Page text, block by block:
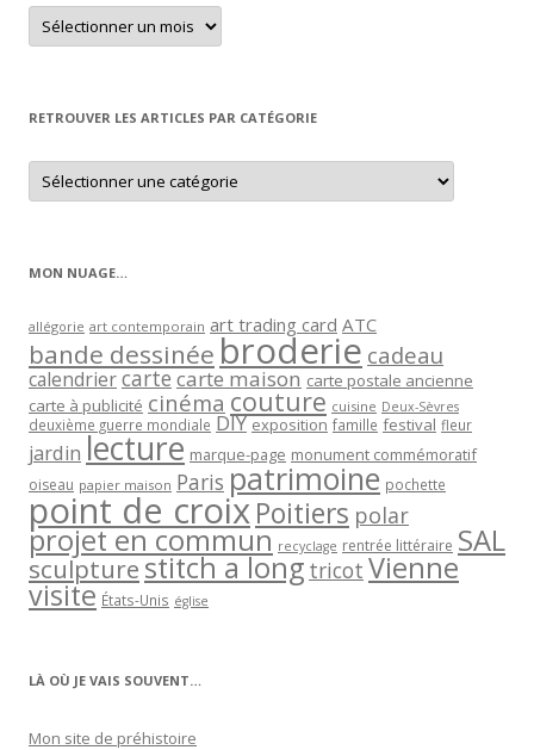
Retrouver
un
article
RETROUVER LES ARTICLES PAR CATÉGORIE
Retrouver
les
articles
MON NUAGE…
allégorie art contemporain art trading card ATC
bande dessinée broderie cadeau
calendriercartecarte maison carte postale ancienne
carte à publicité cinéma couture cuisine Deux-Sèvres
deuxième guerre mondiale DIY exposition famille festival fleur
jardin lecture marque-page monument commémoratif
oiseau papier maison Paris patrimoine pochette
point de croixPoitiers polar
projet en commun recyclage rentrée littéraire SAL
sculpturestitch a long tricot Vienne
visite États-Unis église
LÀ OÙ JE VAIS SOUVENT…
Mon site de préhistoire